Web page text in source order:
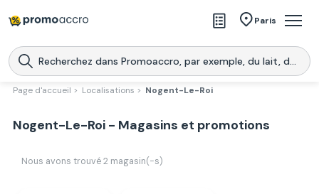
Paris
Magasins
Produits
Promoaccro
l'application
Page d'accueil > Localisations > Nogent-Le-Roi
Nogent-Le-Roi - Magasins et promotions
Nous avons trouvé 2 magasin(-s)